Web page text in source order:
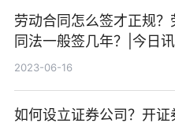
劳动合同怎么签才正规？
同法一般签几年？|今日讯
2023-06-16
如何设立证券公司？开证